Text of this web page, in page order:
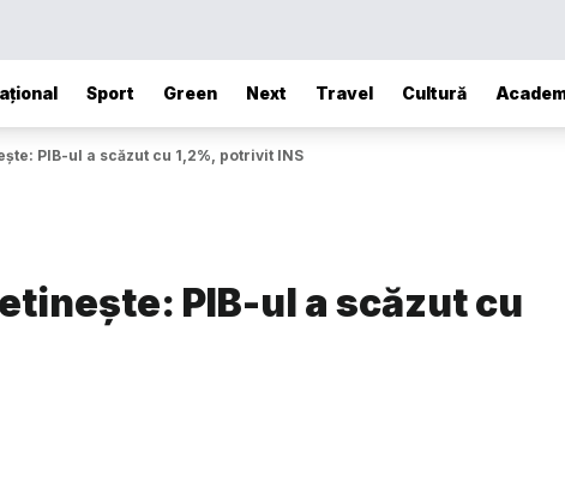
Sport Green Next Travel Cultură
PIB-ul a scăzut cu 1,2%, potrivit INS
PIB-ul a scăzut cu